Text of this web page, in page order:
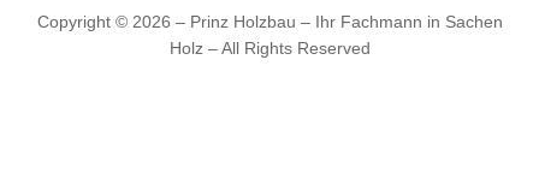
Copyright © 2026 – Prinz Holzbau – Ihr Fachmann in Sachen
Holz – All Rights Reserved